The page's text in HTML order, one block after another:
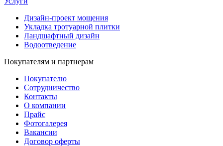
Дизайн-проект мощения
Укладка тротуарной плитки
Ландшафтный дизайн
Водоотведение
Покупателям и партнерам
Покупателю
Сотрудничество
Контакты
О компании
Прайс
Фотогалерея
Вакансии
Договор оферты